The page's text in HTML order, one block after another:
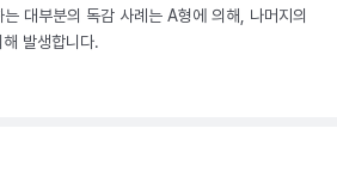
대부분의 독감 사례는 A형에 의해, 나머지의
발생합니다.